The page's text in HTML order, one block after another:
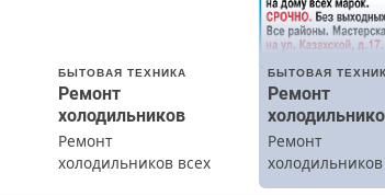
БЫТОВАЯ ТЕХНИКА
Ремонт
холодильников
Ремонт
холодильников всех
БЫТОВАЯ
Ремонт
Ремонт
холодильников
марок на дому.